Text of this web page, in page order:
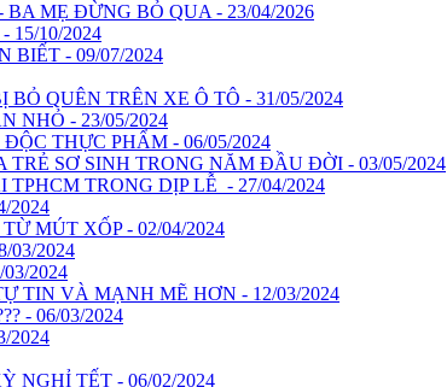
MẸ ĐỪNG BỎ QUA - 23/04/2026
15/10/2024
- 09/07/2024
QUÊN TRÊN XE Ô TÔ - 31/05/2024
NHỎ - 23/05/2024
THỰC PHẨM - 06/05/2024
SƠ SINH TRONG NĂM ĐẦU ĐỜI - 03/05/2024
TRONG DỊP LỄ - 27/04/2024
2024
MÚT XỐP - 02/04/2024
03/2024
2024
TIN VÀ MẠNH MẼ HƠN - 12/03/2024
- 06/03/2024
2024
NGHỈ TẾT - 06/02/2024